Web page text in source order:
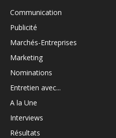
Communication
Publicité
Marchés-Entreprises
Marketing
Nominations
Entretien avec...
A la Une
Interviews
Résultats